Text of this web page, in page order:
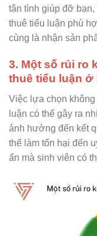
tận tình giúp đỡ
thuê tiểu luận phù
cùng là nhận sản
3. Một số rủi ro
thuê tiểu luận ở
Việc lựa chọn không
luận có thể gây ra
ảnh hưởng đến kết
thể làm tổn hại đến
ẩn mà sinh viên có